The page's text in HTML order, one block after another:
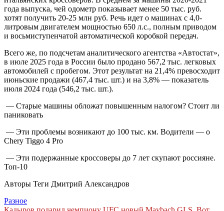
года выпуска, чей одометр показывает менее 50 тыс. руб.
хотят получить 20-25 млн руб. Речь идет о машинах с 4,0-
литровым двигателем мощностью 650 л.с., полным приводом
и восьмиступенчатой автоматической коробкой передач.
Всего же, по подсчетам аналитического агентства «Автостат»,
в июле 2025 года в России было продано 567,2 тыс. легковых
автомобилей с пробегом. Этот результат на 21,4% превосходит
июньские продажи (467,4 тыс. шт.) и на 3,8% — показатель
июля 2024 года (546,2 тыс. шт.).
— Старые машины обложат повышенным налогом? Стоит ли
паниковать
— Эти проблемы возникают до 100 тыс. км. Водители — о
Chery Tiggo 4 Prо
— Эти подержанные кроссоверы до 7 лет скупают россияне.
Топ-10
Авторы Теги Дмитрий Александров
Разное